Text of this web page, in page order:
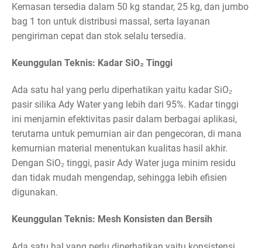
Kemasan tersedia dalam 50 kg standar, 25 kg, dan jumbo
bag 1 ton untuk distribusi massal, serta layanan
pengiriman cepat dan stok selalu tersedia.
Keunggulan Teknis: Kadar SiO₂ Tinggi
Ada satu hal yang perlu diperhatikan yaitu kadar SiO₂
pasir silika Ady Water yang lebih dari 95%. Kadar tinggi
ini menjamin efektivitas pasir dalam berbagai aplikasi,
terutama untuk pemurnian air dan pengecoran, di mana
kemurnian material menentukan kualitas hasil akhir.
Dengan SiO₂ tinggi, pasir Ady Water juga minim residu
dan tidak mudah mengendap, sehingga lebih efisien
digunakan.
Keunggulan Teknis: Mesh Konsisten dan Bersih